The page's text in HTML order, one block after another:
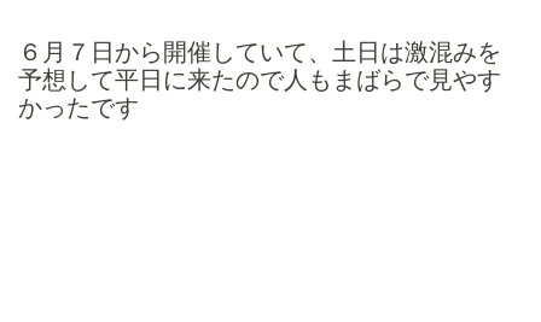
６月７日から開催していて、土日は激混みを
予想して平日に来たので人もまばらで見やす
かったです